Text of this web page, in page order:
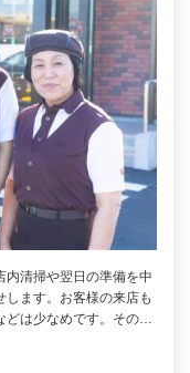
内清掃や翌日の準備を中
ます。お客様の来店も
どは少なめです。その…